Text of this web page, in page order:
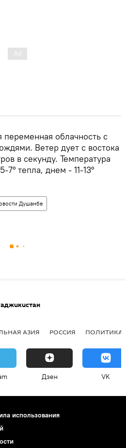
облачность с
Ветер дует с востока
в секунду. Температура
7° тепла, днем ​​- 11-13°
Душанбе
АЗИЯ РОССИЯ ПОЛИТИКА
Дзен VK
использования